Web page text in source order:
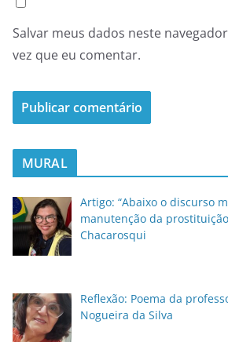
Salvar meus dados neste
vez que eu comentar.
MURAL
Artigo: “Abaixo o discurso
manutenção da
Chacarosqui
Reflexão: Poema da
Nogueira da Silva